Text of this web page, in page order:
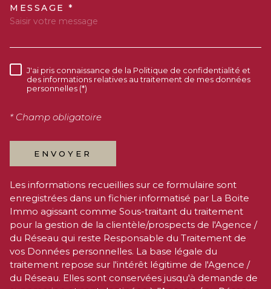
MESSAGE *
RÈGLEMENTATION
J'ai pris connaissance de la Politique de confidentialité et
des informations relatives au traitement de mes données
personnelles (*)
* Champ obligatoire
ENVOYER
Les informations recueillies sur ce formulaire sont
enregistrées dans un fichier informatisé par La Boite
Immo agissant comme Sous-traitant du traitement
pour la gestion de la clientèle/prospects de l'Agence /
du Réseau qui reste Responsable du Traitement de
vos Données personnelles. La base légale du
traitement repose sur l'intérêt légitime de l'Agence /
du Réseau. Elles sont conservées jusqu'à demande de